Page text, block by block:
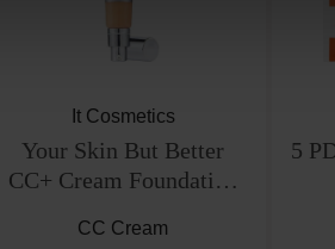
It Cosmetics
Your Skin But Better
CC+ Cream Foundation
CC Cream
5